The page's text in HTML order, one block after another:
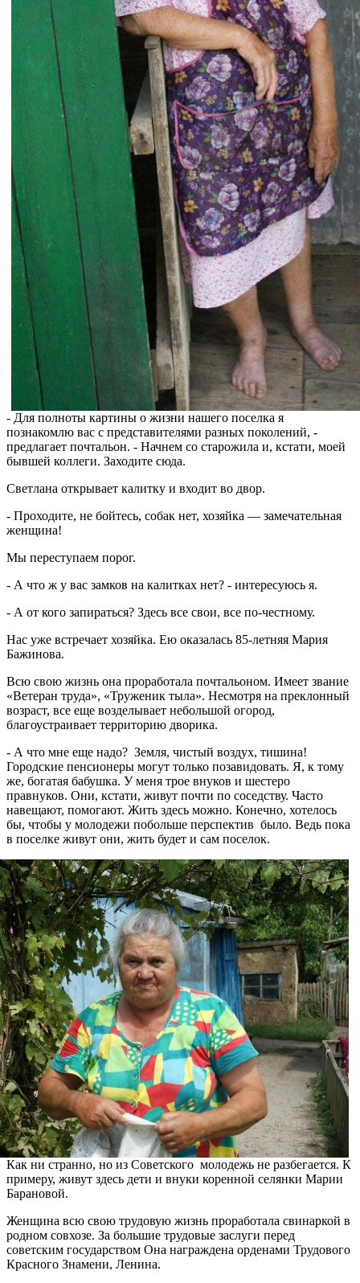
- Для полноты картины о жизни нашего поселка я
познакомлю вас с представителями разных поколений, -
предлагает почтальон. - Начнем со старожила и, кстати, моей
бывшей коллеги. Заходите сюда.
Светлана открывает калитку и входит во двор.
- Проходите, не бойтесь, собак нет, хозяйка — замечательная
женщина!
Мы переступаем порог.
- А что ж у вас замков на калитках нет? - интересуюсь я.
- А от кого запираться? Здесь все свои, все по-честному.
Нас уже встречает хозяйка. Ею оказалась 85-летняя Мария
Бажинова.
Всю свою жизнь она проработала почтальоном. Имеет звание
«Ветеран труда», «Труженик тыла». Несмотря на преклонный
возраст, все еще возделывает небольшой огород,
благоустраивает территорию дворика.
- А что мне еще надо? Земля, чистый воздух, тишина!
Городские пенсионеры могут только позавидовать. Я, к тому
же, богатая бабушка. У меня трое внуков и шестеро
правнуков. Они, кстати, живут почти по соседству. Часто
навещают, помогают. Жить здесь можно. Конечно, хотелось
бы, чтобы у молодежи побольше перспектив было. Ведь пока
в поселке живут они, жить будет и сам поселок.
Как ни странно, но из Советского молодежь не разбегается. К
примеру, живут здесь дети и внуки коренной селянки Марии
Барановой.
Женщина всю свою трудовую жизнь проработала свинаркой в
родном совхозе. За большие трудовые заслуги перед
советским государством Она награждена орденами Трудового
Красного Знамени, Ленина.